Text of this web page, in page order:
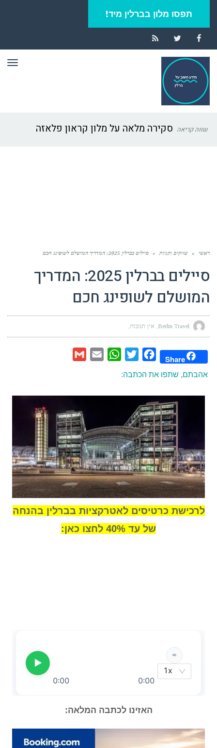
תפסו מלון בברלין מיד!
Facebook
Twitter
RSS
שווה קריאה סקירה מלאה על מלון קראון פלאזה ברלין
ראשי » שווקים וקניות » סיילים בברלין 2025: המדריך המושלם לשופינג חכם
סיילים בברלין 2025: המדריך
המושלם לשופינג חכם
אין תגובות
Share
Facebook
Twitter
WhatsApp
Email
אהבתם, שתפו את הכתבה:
לרכישת כרטיסים לאטרקציות בברלין בהנחה
של עד 40% לחצו כאן:
האזינו לכתבה המלאה: